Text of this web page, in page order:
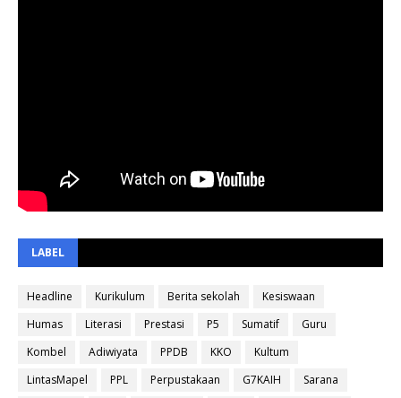
LABEL
Headline Kurikulum Berita sekolah
Kesiswaan
Humas
Literasi Prestasi P5 Sumatif
Guru
Kombel
Adiwiyata PPDB KKO
Kultum
LintasMapel
PPL Perpustakaan G7KAIH
Sarana